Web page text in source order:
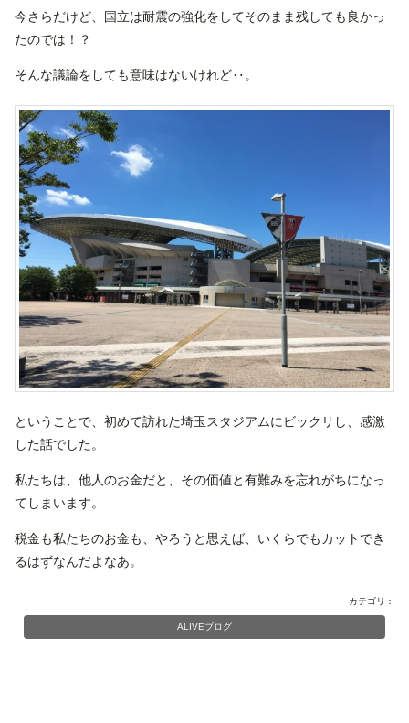
今さらだけど、国立は耐震の強化をしてそのまま残しても良かっ
たのでは！？
そんな議論をしても意味はないけれど‥。
ということで、初めて訪れた埼玉スタジアムにビックリし、感激
した話でした。
私たちは、他人のお金だと、その価値と有難みを忘れがちになっ
てしまいます。
税金も私たちのお金も、やろうと思えば、いくらでもカットでき
るはずなんだよなあ。
カテゴリ：
ALIVEブログ